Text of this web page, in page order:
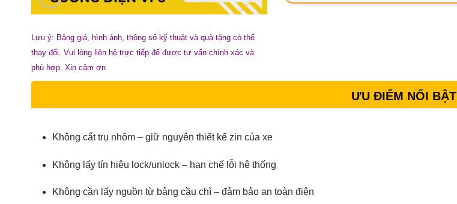
Lưu ý: Bảng giá, hình ảnh, thông số kỹ thuật và quà tặng có thể
thay đổi. Vui lòng liên hệ trực tiếp để được tư vấn chính xác và
phù hợp. Xin cảm ơn
ƯU ĐIỂM NỔI BẬT
Không cắt trụ nhôm – giữ nguyên thiết kế zin của xe
Không lấy tín hiệu lock/unlock – hạn chế lỗi hệ thống
Không cần lấy nguồn từ bảng cầu chì – đảm bảo an toàn điện